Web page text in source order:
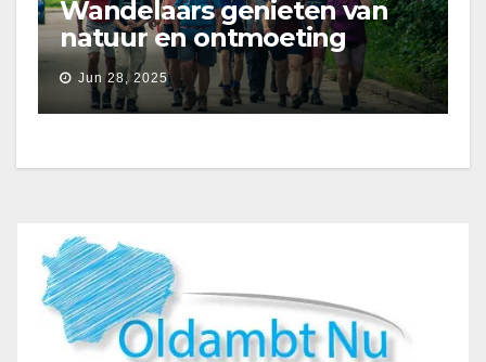
Wandelaars genieten van
natuur en ontmoeting
tijdens Etapperonde
Pronkjewailpad
Jun 28, 2025